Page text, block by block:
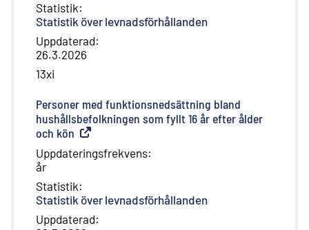
Statistik:
Statistik över levnadsförhållanden
Uppdaterad:
26.3.2026
13xi
Personer med funktionsnedsättning bland
hushållsbefolkningen som fyllt 16 år efter ålder
och kön Extern länk
Uppdateringsfrekvens:
år
Statistik:
Statistik över levnadsförhållanden
Uppdaterad: